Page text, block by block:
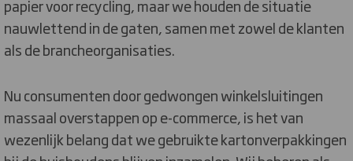
papier voor recycling, maar we houden de situatie
nauwlettend in de gaten, samen met zowel de klanten
als de brancheorganisaties.
Nu consumenten door gedwongen winkelsluitingen
massaal overstappen op e-commerce, is het van
wezenlijk belang dat we gebruikte kartonverpakkingen